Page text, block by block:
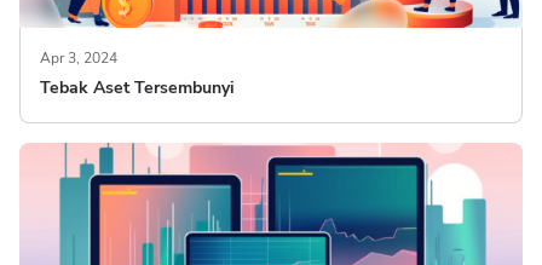
Apr 3, 2024
Tebak Aset Tersembunyi